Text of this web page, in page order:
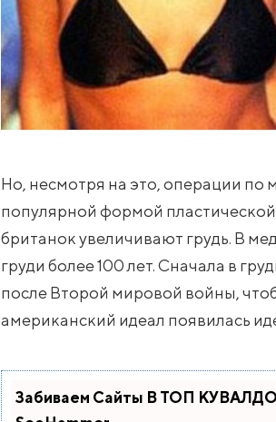
Но, несмотря на это, операции по
популярной формой
британок увеличивают грудь. В
груди более 100 лет. Сначала в
после Второй мировой войны,
американский идеал появилась
Забиваем Сайты В ТОП